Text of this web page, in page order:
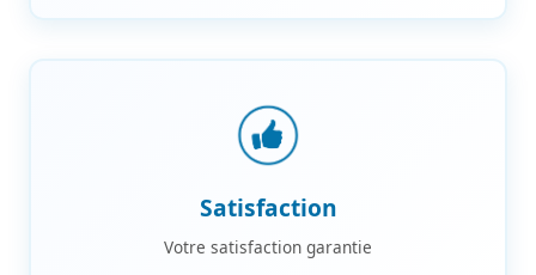
Satisfaction
Votre satisfaction garantie